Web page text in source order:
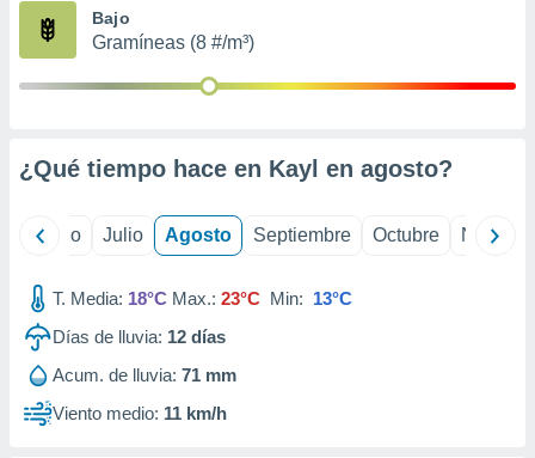
publicidad
publicidad
1199
Bajo
Gramíneas (8 #/m³)
¿Qué tiempo hace en Kayl en agosto?
Junio Julio Agosto Septiembre Octubre
T. Media: 18°C Max.: 23°C Min: 13°C
Días de lluvia: 12 días
Acum. de lluvia: 71 mm
Viento medio: 11 km/h